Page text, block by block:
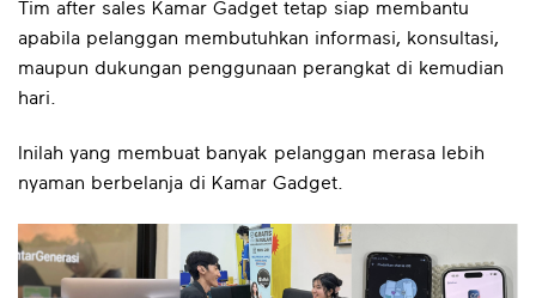
Tim after sales Kamar Gadget tetap siap membantu
apabila pelanggan membutuhkan informasi, konsultasi,
maupun dukungan penggunaan perangkat di kemudian
hari.
Inilah yang membuat banyak pelanggan merasa lebih
nyaman berbelanja di Kamar Gadget.